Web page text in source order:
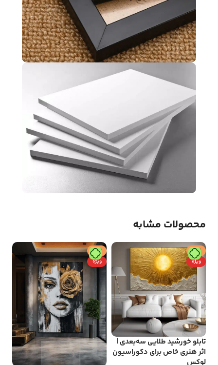
محصولات مشابه
حراج
ویژه
تابلو خورشید طلایی سه‌بعدی |
اثر هنری خاص برای دکوراسیون
لوکس
حراج
ویژه